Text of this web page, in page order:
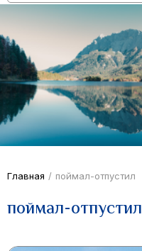
Главная / поймал-отпустил
поймал-отпустил